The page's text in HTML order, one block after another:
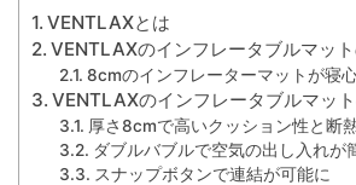
VENTLAXとは
VENTLAXのインフレータブルマッ
8cmのインフレーターマットが寝
VENTLAXのインフレータブルマッ
厚さ8cmで高いクッション性と断
ダブルバブルで空気の出し入れが
スナップボタンで連結が可能に